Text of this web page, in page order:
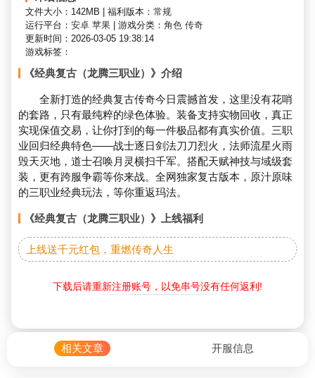
文件大小：142MB 福利版本： 常规
运行平台： 安卓 苹果 游戏分类： 角色 传奇
更新时间：2026-03-05 19:38:14
游戏标签：
《经典复古（龙腾三职业）》介绍
全新打造的经典复古传奇今日震撼首发，这里没有花哨
的套路，只有最纯粹的绿色体验。装备支持实物回收，真正
实现保值交易，让你打到的每一件极品都有真实价值。三职
业回归经典特色——战士逐日剑法刀刀烈火，法师流星火雨
毁天灭地，道士召唤月灵横扫千军。搭配天赋神技与域级套
装，更有跨服争霸等你来战。全网独家复古版本，原汁原味
的三职业经典玩法，等你重返玛法。
《经典复古（龙腾三职业）》上线福利
上线送千元红包，重燃传奇人生
下载后请重新注册账号，以免串号没有任何返利!
相关文章 开服信息